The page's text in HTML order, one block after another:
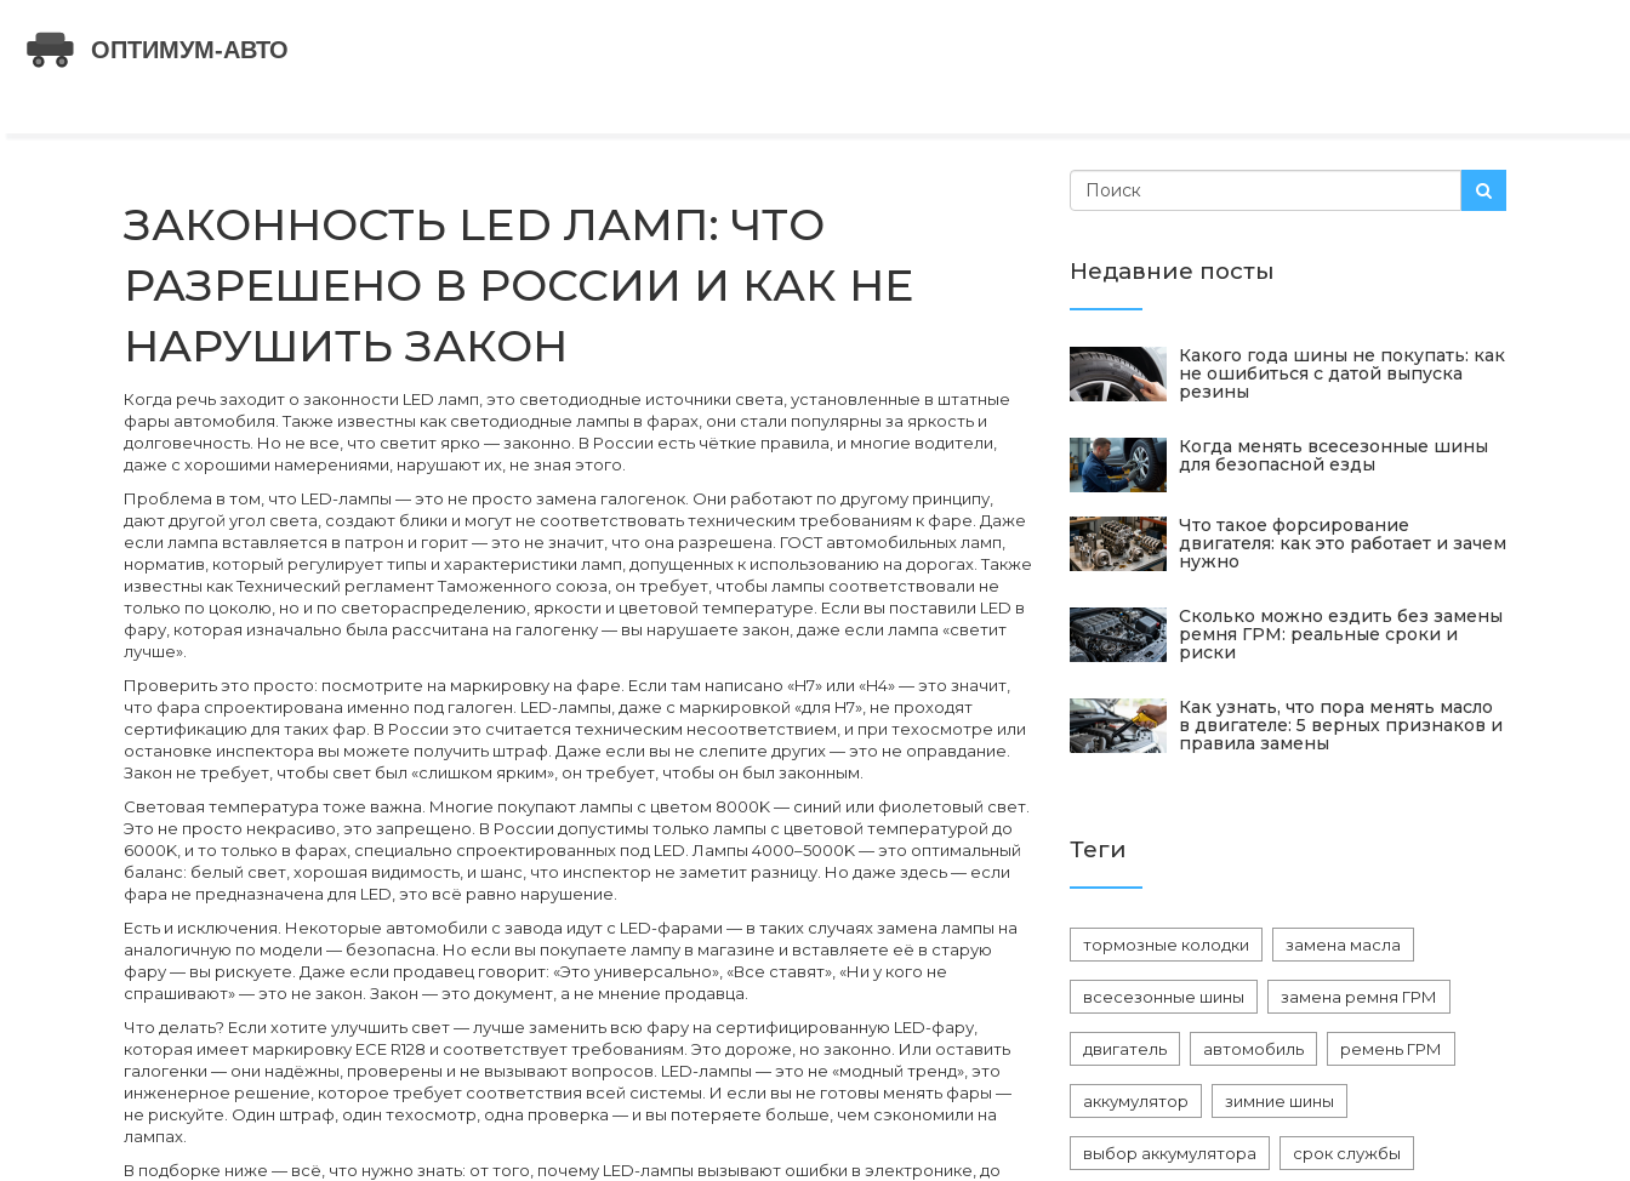
ЗАКОННОСТЬ LED ЛАМП: ЧТО
РАЗРЕШЕНО В РОССИИ И КАК НЕ
НАРУШИТЬ ЗАКОН
Когда речь заходит о законности LED ламп это светодиодные источники света, установленные в штатные
фары автомобиля . Также известны как светодиодные лампы в фарах , они стали популярны за яркость и
долговечность. Но не все, что светит ярко — законно. В России есть чёткие правила, и многие водители,
даже с хорошими намерениями, нарушают их, не зная этого.
Проблема в том, что LED-лампы — это не просто замена галогенок. Они работают по другому принципу,
дают другой угол света, создают блики и могут не соответствовать техническим требованиям к фаре. Даже
если лампа вставляется в патрон и горит — это не значит, что она разрешена. ГОСТ автомобильных ламп
норматив, который регулирует типы и характеристики ламп, допущенных к использованию на дорогах . Также
известны какТехнический регламент Таможенного союза , он требует, чтобы лампы соответствовали не
только по цоколю, но и по светораспределению, яркости и цветовой температуре. Если вы поставили LED в
фару, которая изначально была рассчитана на галогенку — вы нарушаете закон, даже если лампа «светит
лучше».
Проверить это просто: посмотрите на маркировку на фаре. Если там написано «H7» или «H4» — это значит,
что фара спроектирована именно под галоген. LED-лампы, даже с маркировкой «для H7», не проходят
сертификацию для таких фар. В России это считается техническим несоответствием, и при техосмотре или
остановке инспектора вы можете получить штраф. Даже если вы не слепите других — это не оправдание.
Закон не требует, чтобы свет был «слишком ярким», он требует, чтобы он был законным
Световая температура тоже важна. Многие покупают лампы с цветом 8000K — синий или фиолетовый свет.
Это не просто некрасиво, это запрещено. В России допустимы только лампы с цветовой температурой до
6000K, и то только в фарах, специально спроектированных под LED. Лампы 4000–5000K — это оптимальный
баланс: белый свет, хорошая видимость, и шанс, что инспектор не заметит разницу. Но даже здесь — если
фара не предназначена для LED, это всё равно нарушение.
Есть и исключения. Некоторые автомобили с завода идут с LED-фарами — в таких случаях замена лампы на
аналогичную по модели — безопасна. Но если вы покупаете лампу в магазине и вставляете её в старую
фару — вы рискуете. Даже если продавец говорит: «Это универсально», «Все ставят», «Ни у кого не
спрашивают» — это не закон. Закон — это документ, а не мнение продавца.
Что делать? Если хотите улучшить свет — лучше заменить всю фару на сертифицированную LED-фару,
которая имеет маркировку ECE R128 и соответствует требованиям. Это дороже, но законно. Или оставить
галогенки — они надёжны, проверены и не вызывают вопросов. LED-лампы — это не «модный тренд», это
инженерное решение, которое требует соответствия всей системы. И если вы не готовы менять фары —
не рискуйте. Один штраф, один техосмотр, одна проверка — и вы потеряете больше, чем сэкономили на
лампах.
В подборке ниже — всё, что нужно знать: от того, почему LED-лампы вызывают ошибки в электронике, до
Недавние посты
Какого года шины не покупать: как
не ошибиться с датой выпуска
резины
Когда менять всесезонные шины
для безопасной езды
Что такое форсирование
двигателя: как это работает и зачем
нужно
Сколько можно ездить без замены
ремня ГРМ: реальные сроки и
риски
Как узнать, что пора менять масло
в двигателе: 5 верных признаков и
правила замены
Теги
тормозные колодки замена масла
всесезонные шины замена ремня ГРМ
двигатель автомобиль ремень ГРМ
аккумулятор зимние шины
выбор аккумулятора срок службы